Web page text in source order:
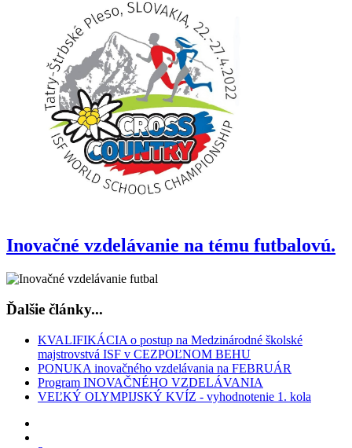
Inovačné vzdelávanie na tému futbalovú.
Ďalšie články...
KVALIFIKÁCIA o postup na Medzinárodné školské
majstrovstvá ISF v CEZPOĽNOM BEHU
PONUKA inovačného vzdelávania na FEBRUÁR
Program INOVAČNÉHO VZDELÁVANIA
VEĽKÝ OLYMPIJSKÝ KVÍZ - vyhodnotenie 1. kola